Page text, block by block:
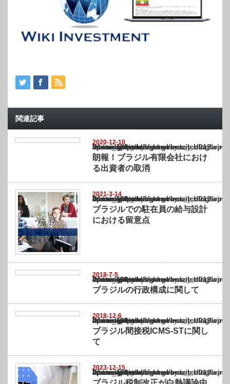
関連記事
2020-12-10
Warning
: Undefined array key "show_category" in
/home/netst/kuno-cpa.co.jp/public_html/brazil_blog/wp-content/themes/
on line183
朗報！ブラジル有限会社におけ
る出資者の取消
2021-3-14
Warning
: Undefined array key "show_category" in
/home/netst/kuno-cpa.co.jp/public_html/brazil_blog/wp-content/themes/
on line183
ブラジルでの駐在員の給与設計
における留意点
2018-7-5
Warning
: Undefined array key "show_category" in
/home/netst/kuno-cpa.co.jp/public_html/brazil_blog/wp-content/themes/
on line183
ブラジルの行政構成に関して
2018-12-6
Warning
: Undefined array key "show_category" in
/home/netst/kuno-cpa.co.jp/public_html/brazil_blog/wp-content/themes/
on line183
ブラジル間接税ICMS-STに関し
て
2023-12-15
Warning
: Undefined array key "show_category" in
/home/netst/kuno-cpa.co.jp/public_html/brazil_blog/wp-content/themes/
on line183